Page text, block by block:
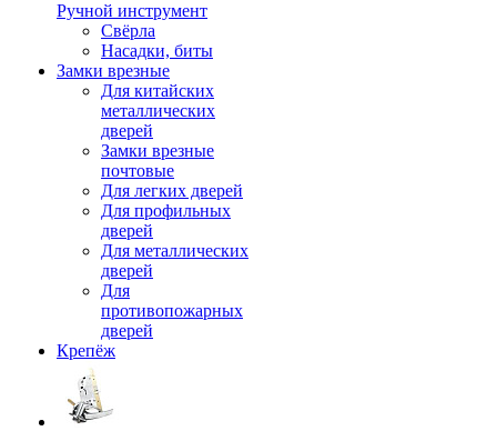
Ручной инструмент
Свёрла
Насадки, биты
Замки врезные
Для китайских
металлических
дверей
Замки врезные
почтовые
Для легких дверей
Для профильных
дверей
Для металлических
дверей
Для
противопожарных
дверей
Крепёж